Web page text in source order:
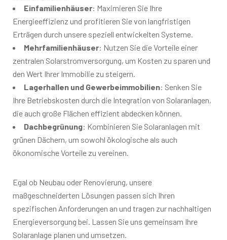
Einfamilienhäuser: Maximieren Sie Ihre
Energieeffizienz und profitieren Sie von langfristigen
Erträgen durch unsere speziell entwickelten Systeme.
Mehrfamilienhäuser: Nutzen Sie die Vorteile einer
zentralen Solarstromversorgung, um Kosten zu sparen und
den Wert Ihrer Immobilie zu steigern.
Lagerhallen und Gewerbeimmobilien: Senken Sie
Ihre Betriebskosten durch die Integration von Solaranlagen,
die auch große Flächen effizient abdecken können.
Dachbegrünung: Kombinieren Sie Solaranlagen mit
grünen Dächern, um sowohl ökologische als auch
ökonomische Vorteile zu vereinen.
Egal ob Neubau oder Renovierung, unsere
maßgeschneiderten Lösungen passen sich Ihren
spezifischen Anforderungen an und tragen zur nachhaltigen
Energieversorgung bei. Lassen Sie uns gemeinsam Ihre
Solaranlage planen und umsetzen.